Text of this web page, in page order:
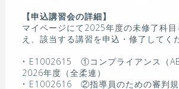
【申込講習会の詳細】
マイページにて2025年度の未修了科目
え、該当する講習を申込・修了してく
• E1002615 ①コンプライアンス（
2026年度（全柔連）
• E1002616 ②指導員のための審判規